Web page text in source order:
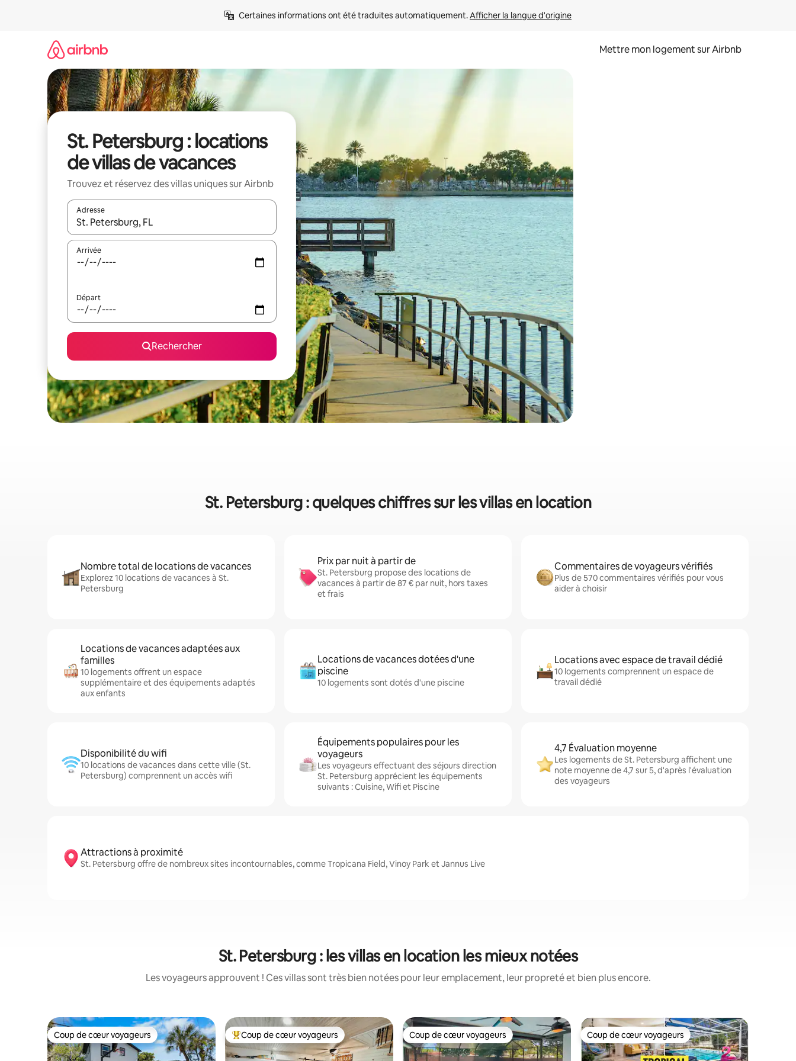
Certaines informations ont été traduites automatiquement. Afficher la langue d'origine
Mettre mon logement sur Airbnb
St. Petersburg : locations
de villas de vacances
Trouvez et réservez des villas uniques sur Airbnb
Adresse
Lorsque les résultats s'affichent, utilisez les flèches vers le haut et vers le bas pour les parcourir ou en appuyant et en faisant glisser.
Arrivée
Départ
Rechercher
St. Petersburg : quelques chiffres sur les villas en location
Nombre total de locations de vacances
Explorez 10 locations de vacances à St.
Petersburg
Prix par nuit à partir de
St. Petersburg propose des locations de
vacances à partir de 87 € par nuit, hors taxes
et frais
Commentaires de voyageurs vérifiés
Plus de 570 commentaires vérifiés pour vous
aider à choisir
Locations de vacances adaptées aux
familles
10 logements offrent un espace
supplémentaire et des équipements adaptés
aux enfants
Locations de vacances dotées d'une
piscine
10 logements sont dotés d'une piscine
Locations avec espace de travail dédié
10 logements comprennent un espace de
travail dédié
Disponibilité du wifi
10 locations de vacances dans cette ville (St.
Petersburg) comprennent un accès wifi
Équipements populaires pour les
voyageurs
Les voyageurs effectuant des séjours direction
St. Petersburg apprécient les équipements
suivants : Cuisine, Wifi et Piscine
4,7 Évaluation moyenne
Les logements de St. Petersburg affichent une
note moyenne de 4,7 sur 5, d'après l'évaluation
des voyageurs
Attractions à proximité
St. Petersburg offre de nombreux sites incontournables, comme Tropicana Field, Vinoy Park et Jannus Live
St. Petersburg : les villas en location les mieux notées
Les voyageurs approuvent ! Ces villas sont très bien notées pour leur emplacement, leur propreté et bien plus encore.
Coup de cœur voyageurs
Coup de cœur voyageurs Coups de cœur voyageurs les plus appréciés
Coup de cœur voyageurs Coup de cœur voyageurs
Coup de cœur voyageurs Coup de cœur voyageurs
Coup de cœur voyageurs